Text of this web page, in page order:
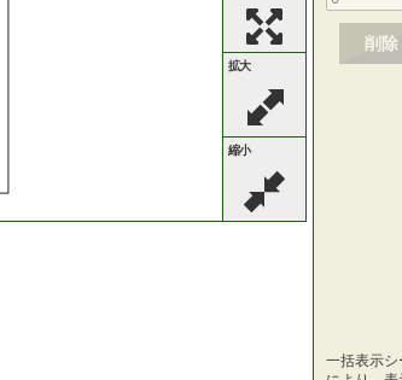
拡大
縮小
削除
一括表示